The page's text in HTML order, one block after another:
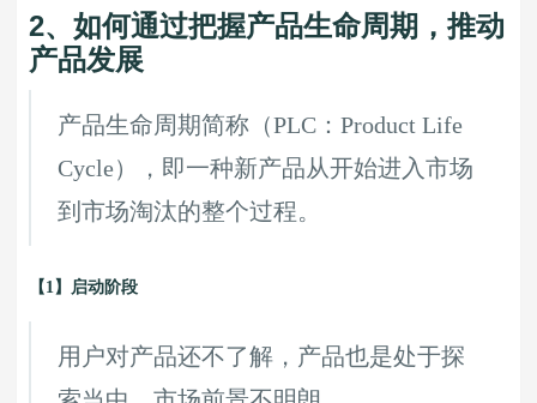
2、如何通过把握产品生命周期，推动
产品发展
产品生命周期简称（PLC：Product Life
Cycle），即一种新产品从开始进入市场
到市场淘汰的整个过程。
【1】启动阶段
用户对产品还不了解，产品也是处于探